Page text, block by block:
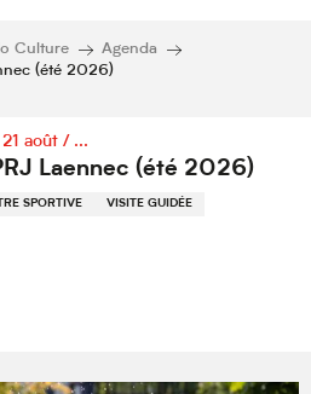
Culture
Agenda
(été 2026)
août / ...
Laennec (été 2026)
SPORTIVE VISITE GUIDÉE